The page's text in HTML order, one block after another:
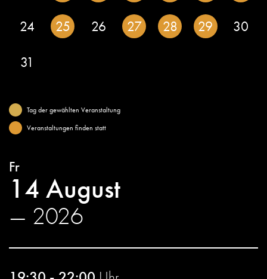
24
25 26 27 28 29
30
31
Tag der gewählten Veranstaltung
Veranstaltungen finden statt
Fr
14 August
— 2026